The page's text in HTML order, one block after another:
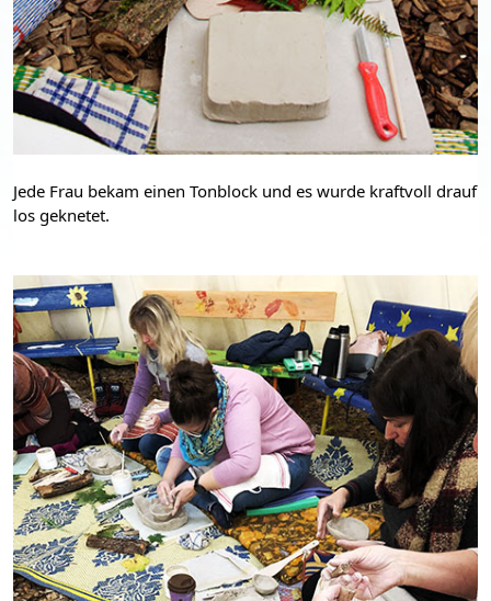
Jede Frau bekam einen Tonblock und es wurde kraftvoll drauf
los geknetet.